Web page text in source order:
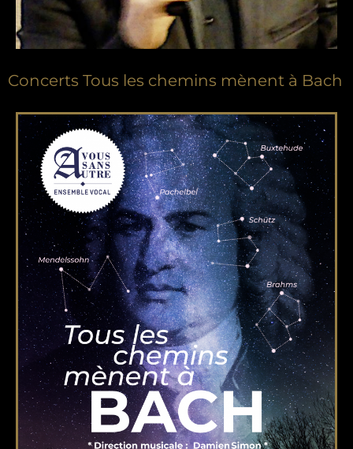
Concerts Tous les chemins mènent à Bach